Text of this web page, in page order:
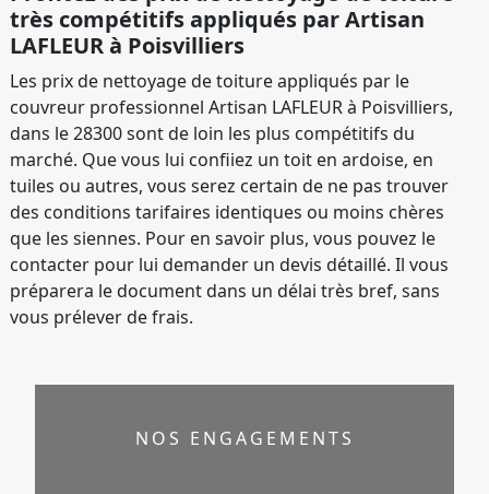
très compétitifs appliqués par Artisan
LAFLEUR à Poisvilliers
Les prix de nettoyage de toiture appliqués par le
couvreur professionnel Artisan LAFLEUR à Poisvilliers,
dans le 28300 sont de loin les plus compétitifs du
marché. Que vous lui confiiez un toit en ardoise, en
tuiles ou autres, vous serez certain de ne pas trouver
des conditions tarifaires identiques ou moins chères
que les siennes. Pour en savoir plus, vous pouvez le
contacter pour lui demander un devis détaillé. Il vous
préparera le document dans un délai très bref, sans
vous prélever de frais.
NOS ENGAGEMENTS